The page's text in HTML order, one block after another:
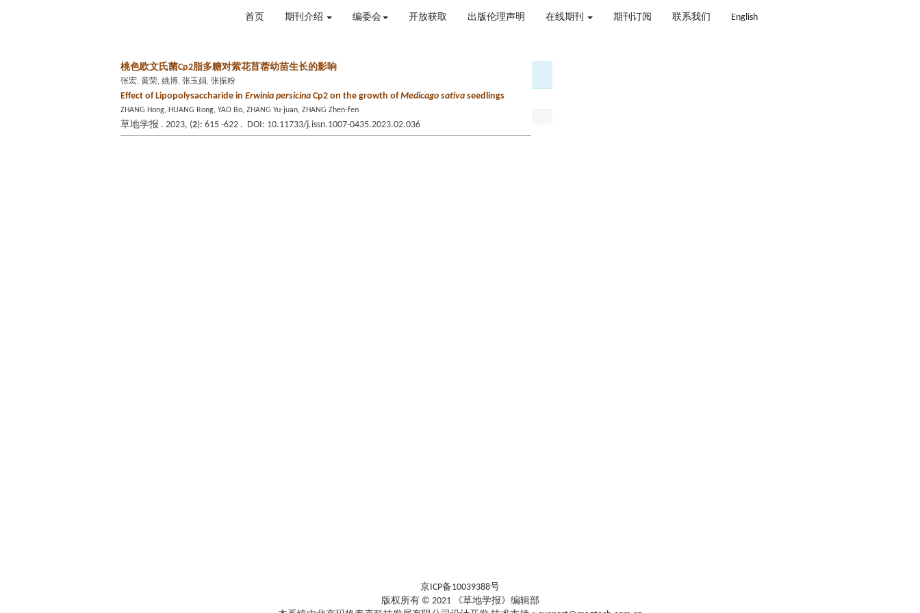
首页 期刊介绍 编委会 开放获取 出版伦理声明 在线期刊 期刊订阅 联系我们 English
桃色欧文氏菌Cp2脂多糖对紫花苜蓿幼苗生长的影响
张宏, 黄荣, 姚博, 张玉娟, 张振粉
Effect of Lipopolysaccharide in Erwinia persicina Cp2 on the growth ofMedicago sativa seedlings
ZHANG Hong, HUANG Rong, YAO Bo, ZHANG Yu-juan, ZHANG Zhen-fen
草地学报 . 2023, (2): 615 -622 . DOI: 10.11733/j.issn.1007-0435.2023.02.036
京ICP备10039388号
版权所有 © 2021 《草地学报》编辑部